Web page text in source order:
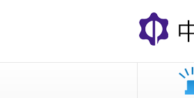
文
へ
動